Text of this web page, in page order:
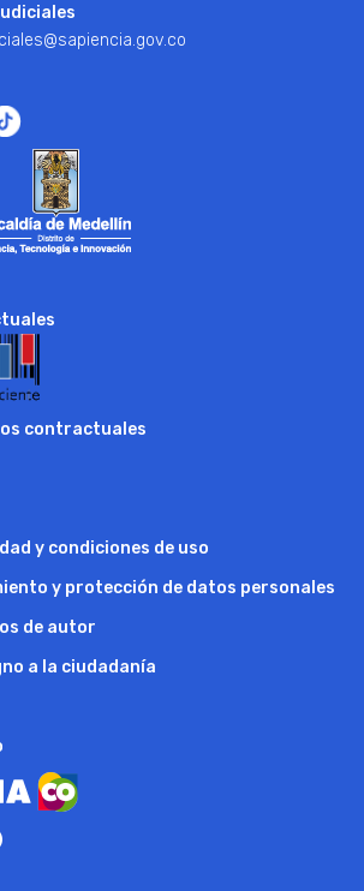
contractuales
y condiciones de uso
y protección de datos personales
de autor
a la ciudadanía